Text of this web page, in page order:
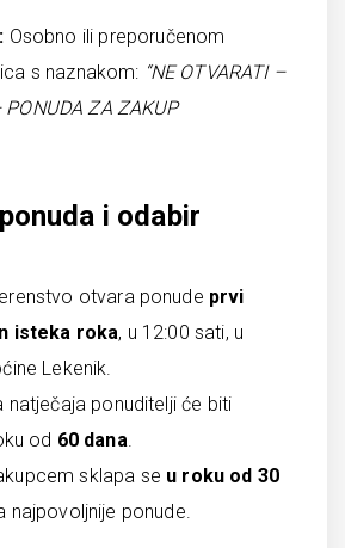
Osobno ili preporučenom
s naznakom: “NE OTVARATI –
ZA ZAKUP
i odabir
otvara ponude prvi
isteka roka, u 12:00 sati, u
Lekenik.
natječaja ponuditelji će biti
od 60 dana
sklapa se u roku od 30
najpovoljnije ponude.